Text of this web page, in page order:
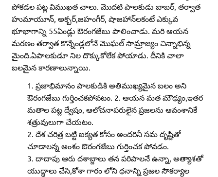
పోకడల పట్ల విముఖత చాలు. మొదటి పాలకుడు బాబర్‌, తర్వాత
హుమాయూన్‌, అక్బర్‌,జహంగీర్‌, షాజహాన్‌లకంటే ఎక్కువ
భూభాగాన్ని 55ఏండ్లు ఔరంగజేబు పాలించాడు. మరి ఆయన
మరణం తర్వాత కొన్నేండ్లలోనే మొఘల్‌ సామ్రాజ్యం చిన్నాభిన్న
మైంది.ఏపాలకుడూ నిల దొక్కుకోలేక పోయాడు. దీనికి చాలా
బలమైన కారణాలున్నాయి.
ప్రజాభిమానం పాలకుడికి అతిముఖ్యమైన బలం అని
ఔరంగజేబు గుర్తించకపోవటం. 2. ఆయన మత మౌఢ్యం,ఇతర
మతాల పట్ల ద్వేషం, ఆలోచనాపరులైన ప్రజలను ఆవంశానికే
శత్రువులుగా చేయటం.
దేశ చరిత్ర బట్టి ఐక్యత కోసం అందరినీ సమ దృష్టితో
చూడాలన్న అంశం ఔరంగజేబు గుర్తించక పోవడం.
దాదాపు ఆరు దశాబ్దాలు తన పరిపాలనే ఉన్నా, అత్యాశతో
యుద్ధాలు చేసి,కోశా గారం లోని ధనాన్ని ప్రజల సౌకర్యాల